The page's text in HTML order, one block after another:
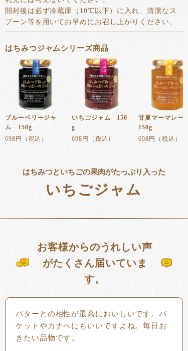
開封後は必ず冷蔵庫（10℃以下）に入れ、清潔なス
プーン等を用いてお早めにお召し上がりください。
はちみつジャムシリーズ商品
ブルーベリージャ
ム 150g
698円（税込）
いちごジャム 150
g
698円（税込）
甘夏マーマレー
150g
698円（税込）
はちみつといちごの果肉がたっぷり入った
いちごジャム
お客様からのうれしい声
がたくさん届いていま
す。
バターとの相性が最高においしいです。バ
ケットやカナペにもいいですよね。毎日お
きたい品物です。